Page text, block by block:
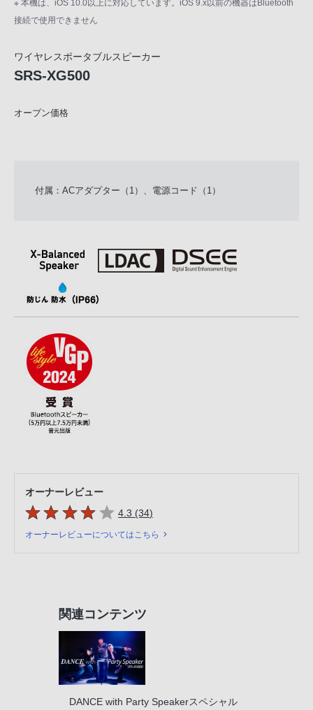
※ 本機は、iOS 10.0以上に対応しています。iOS 9.x以前の機器はBluetooth
接続で使用できません
ワイヤレスポータブルスピーカー
SRS-XG500
オープン価格
付属：ACアダプター（1）、電源コード（1）
オーナーレビュー
5つの星のうち
4.3 (34件のレビュー
)
オーナーレビューについてはこちら
関連コンテンツ
DANCE with Party Speakerスペシャル